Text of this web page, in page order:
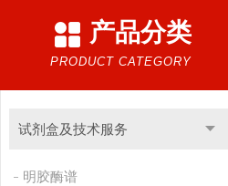
产品分类
PRODUCT CATEGORY
试剂盒及技术服务
明胶酶谱